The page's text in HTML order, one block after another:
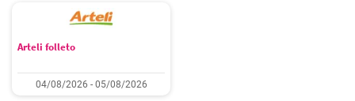
Arteli folleto
04/08/2026 - 05/08/2026